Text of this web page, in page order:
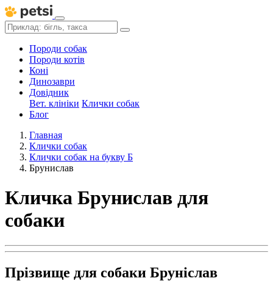
Породи собак
Породи котів
Коні
Динозаври
Довідник
Вет. клініки Клички собак
Блог
Главная
Клички собак
Клички собак на букву Б
Брунислав
Кличка Брунислав для
собаки
Прізвище для собаки Бруніслав